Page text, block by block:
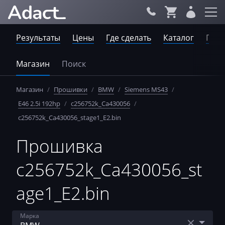
Результаты Цены Где сделать Каталог
Магазин Поиск
Магазин / Прошивки / BMW / Siemens MS43 /
E46 2.5i 192hp / c256752k_Ca430056 /
c256752k_Ca430056_stage1_E2.bin
Прошивка
c256752k_Ca430056_st
age1_E2.bin
Марка